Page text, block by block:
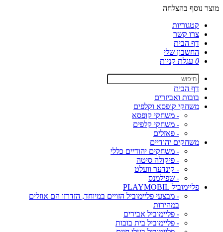
מוצר נוסף בהצלחה
קטגוריות
צרו קשר
דף הבית
החשבון שלי
0 עגלת קניות
דף הבית
בובות ואביזרים
משחקי קופסא וקלפים
- משחקי קופסא
- משחקי קלפים
- פאזלים
משחקים יהודיים
- משחקים יהודיים כללי
- פיקולה סיטה
- קינדער וועלט
- שפילמנס
פליימוביל PLAYMOBIL
- מבצעי פליימוביל הזויים במיוחד, הזדרזו הם אוזלים
במהירות
- פליימוביל אבירים
- פליימוביל בית בובות